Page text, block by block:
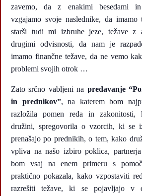
zavemo, da z enakimi besedami in
vzgajamo svoje naslednike, da imamo
starši tudi mi izbruhe jeze, težave z
drugimi odvisnosti, da nam je
imamo finančne težave, da ne vemo
problemi svojih otrok …
Zato srčno vabljeni na predavanje
in prednikov”, na katerem bom
razložila pomen reda in
družini, spregovorila o vzorcih, ki se
prenašajo po prednikih, o tem, kako
vpliva na našo izbiro poklica,
bom vsaj na enem primeru s
praktično pokazala, kako vzpostaviti
razrešiti težave, ki se pojavljajo v